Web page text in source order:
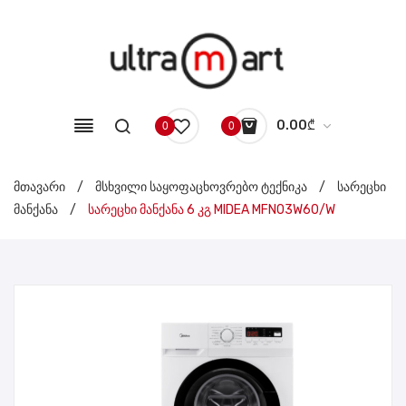
0 0 0.00₾
No products in the cart.
მთავარი / მსხვილი საყოფაცხოვრებო ტექნიკა /
სარეცხი
მანქანა
/ სარეცხი მანქანა 6 კგ MIDEA MFN03W60/W